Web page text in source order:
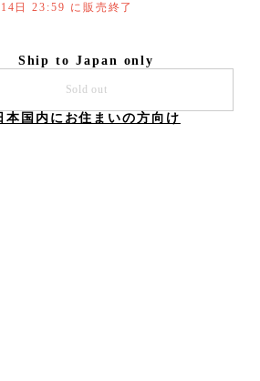
日 23:59 に販売終了
Ship to Japan only
Sold out
本国内にお住まいの方向け